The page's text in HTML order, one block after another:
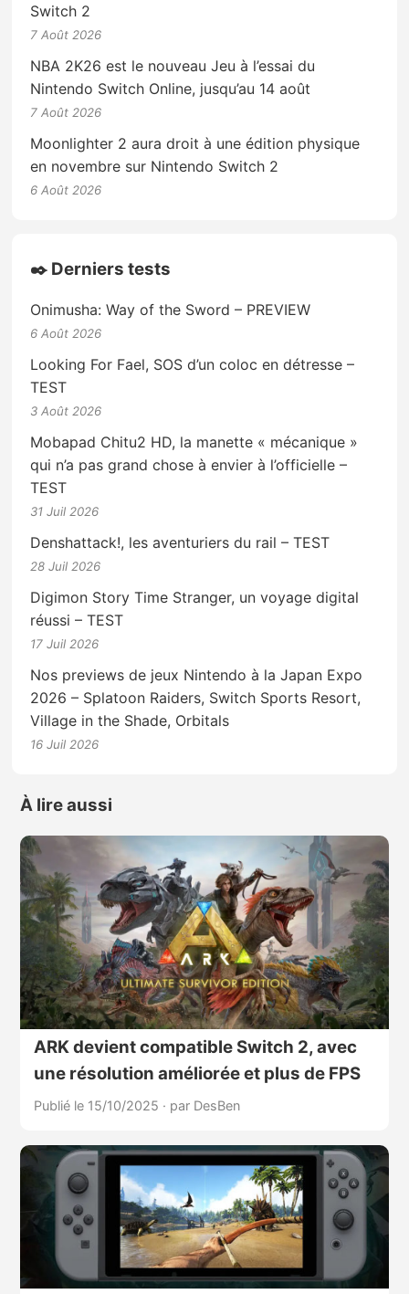
Switch 2
7 Août 2026
NBA 2K26 est le nouveau Jeu à l’essai du
Nintendo Switch Online, jusqu’au 14 août
7 Août 2026
Moonlighter 2 aura droit à une édition physique
en novembre sur Nintendo Switch 2
6 Août 2026
✒️ Derniers tests
Onimusha: Way of the Sword – PREVIEW
6 Août 2026
Looking For Fael, SOS d’un coloc en détresse –
TEST
3 Août 2026
Mobapad Chitu2 HD, la manette « mécanique »
qui n’a pas grand chose à envier à l’officielle –
TEST
31 Juil 2026
Denshattack!, les aventuriers du rail – TEST
28 Juil 2026
Digimon Story Time Stranger, un voyage digital
réussi – TEST
17 Juil 2026
Nos previews de jeux Nintendo à la Japan Expo
2026 – Splatoon Raiders, Switch Sports Resort,
Village in the Shade, Orbitals
16 Juil 2026
À lire aussi
ARK devient compatible Switch 2, avec
une résolution améliorée et plus de FPS
Publié le 15/10/2025 · par DesBen